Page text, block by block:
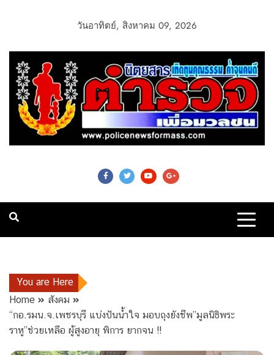
วันอาทิตย์, สิงหาคม 09, 2026
Police News For
Mass
You are Here
Home
สังคม
“กอ.รมน.จ.เพชรบุรี แบ่งปันน้ำใจ มอบถุงยังชีพ”มูลนิธิพระ
ราหู”ช่วยเหลือ ผู้สูงอายุ พิการ ยากจน !!